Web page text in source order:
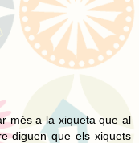
més a la xiqueta que al
diguen que els xiquets